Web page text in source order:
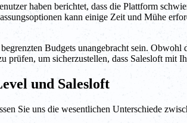
haben berichtet, dass die Plattform
kann einige Zeit und Mühe
Budgets unangebracht sein.
um sicherzustellen, dass Salesloft mit
und Salesloft
Sie uns die wesentlichen Unterschiede